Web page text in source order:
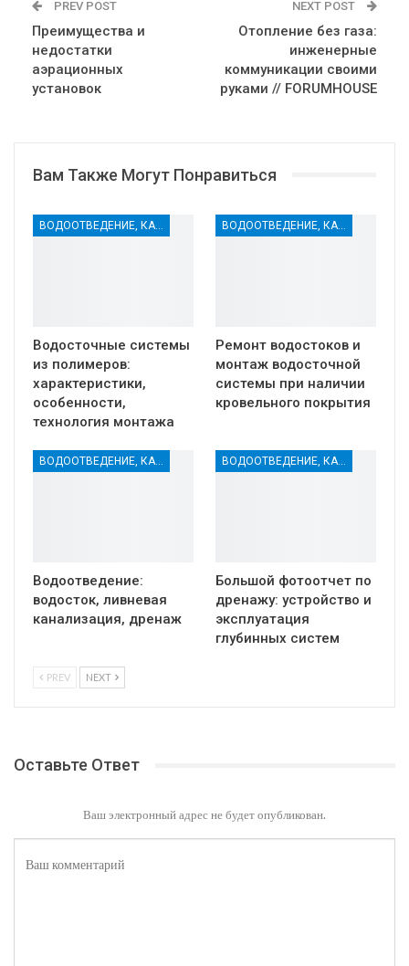
PREV POST
Преимущества и
недостатки
аэрационных
установок
NEXT POST
Отопление без газа:
инженерные
коммуникации своими
руками // FORUMHOUSE
Вам Также Могут Понравиться
Водосточные системы
из полимеров:
характеристики,
особенности,
технология монтажа
Ремонт водостоков и
монтаж водосточной
системы при наличии
кровельного покрытия
ВОДООТВЕДЕНИЕ, КАНАЛИЗАЦИЯ, ДРЕНАЖ
Водоотведение:
водосток, ливневая
канализация, дренаж
ВОДООТВЕДЕНИЕ, КАНАЛИЗАЦИЯ, ДРЕНАЖ
Большой фотоотчет по
дренажу: устройство и
эксплуатация
глубинных систем
PREV NEXT
Оставьте Ответ
Ваш электронный адрес не будет опубликован.